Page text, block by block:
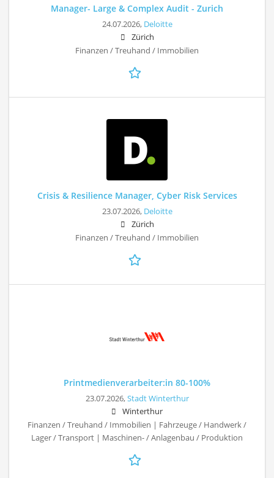
Manager- Large & Complex Audit - Zurich
24.07.2026, Deloitte
Zürich
Finanzen / Treuhand / Immobilien
Crisis & Resilience Manager, Cyber Risk Services
23.07.2026, Deloitte
Zürich
Finanzen / Treuhand / Immobilien
Printmedienverarbeiter:in 80-100%
23.07.2026,Stadt Winterthur
Winterthur
Finanzen / Treuhand / Immobilien | Fahrzeuge / Handwerk /
Lager / Transport | Maschinen- / Anlagenbau / Produktion